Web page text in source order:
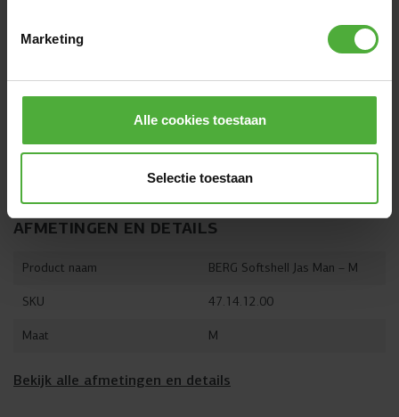
Marketing
Alle cookies toestaan
Selectie toestaan
AFMETINGEN EN DETAILS
Product naam BERG Softshell Jas Man – M
SKU 47.14.12.00
Maat M
Bekijk alle afmetingen en details